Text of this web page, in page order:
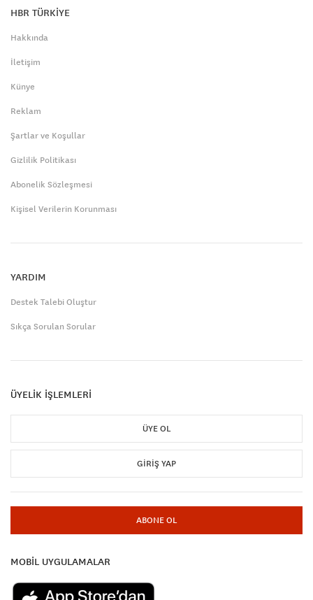
HBR TÜRKİYE
Hakkında
İletişim
Künye
Reklam
Şartlar ve Koşullar
Gizlilik Politikası
Abonelik Sözleşmesi
Kişisel Verilerin Korunması
YARDIM
Destek Talebi Oluştur
Sıkça Sorulan Sorular
ÜYELİK İŞLEMLERİ
ÜYE OL
GIRIŞ YAP
ABONE OL
MOBİL UYGULAMALAR